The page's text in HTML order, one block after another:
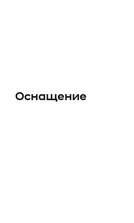
Оснащение